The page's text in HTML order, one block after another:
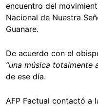
encuentro del
Nacional de Nuestra
Guanare.
De acuerdo con el
“una música totalmente
de ese día.
AFP Factual contactó a